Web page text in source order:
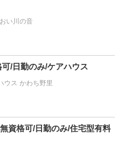
い川の音
可/日勤のみ/ケアハウス
ウス かわち野里
資格可/日勤のみ/住宅型有料